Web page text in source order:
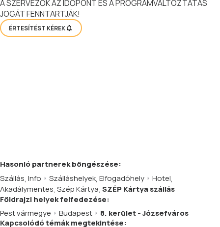
A SZERVEZŐK AZ IDŐPONT ÉS A PROGRAMVÁLTOZTATÁS
JOGÁT FENNTARTJÁK!
ÉRTESÍTÉST KÉREK
Hasonló partnerekböngészése:
Szállás, Info Szálláshelyek, Elfogadóhely Hotel,
Akadálymentes, Szép Kártya, SZÉP Kártya szállás
Földrajzi helyek felfedezése:
Pest vármegye
Budapest
8. kerület - Józsefváros
Kapcsolódó témák megtekintése: